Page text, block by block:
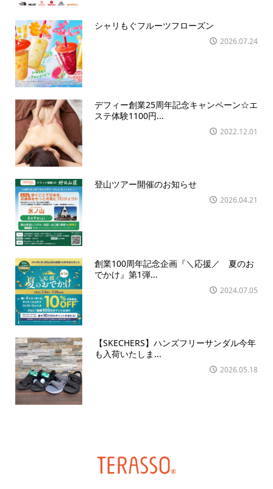
シャリもぐフルーツフローズン
2026.07.24
デフィー創業25周年記念キャンペーン☆エ
ステ体験1100円...
2022.12.01
登山ツアー開催のお知らせ
2026.04.21
創業100周年記念企画『＼応援／ 夏のお
でかけ』第1弾...
2024.07.05
【SKECHERS】ハンズフリーサンダル今年
も入荷いたしま...
2026.05.18